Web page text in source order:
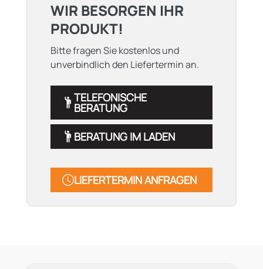
WIR BESORGEN IHR
PRODUKT!
Bitte fragen Sie kostenlos und
unverbindlich den Liefertermin an.
TELEFONISCHE
BERATUNG
BERATUNG IM LADEN
LIEFERTERMIN ANFRAGEN